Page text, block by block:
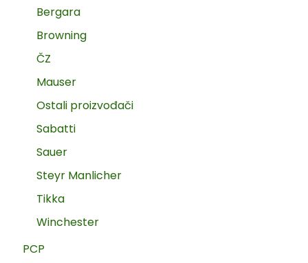
Bergara
Browning
ČZ
Mauser
Ostali proizvođači
Sabatti
Sauer
Steyr Manlicher
Tikka
Winchester
PCP